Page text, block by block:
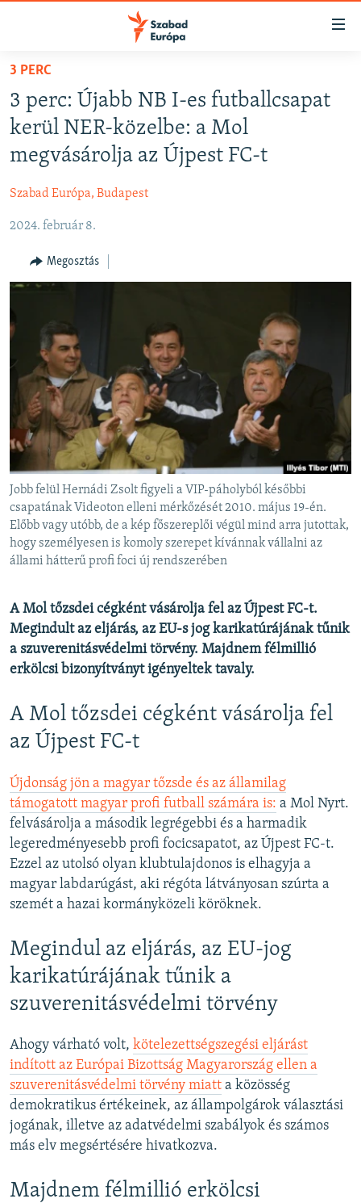
Akadálymentes
Ugrás
fő
oldalra
tartalomjegyzékre
NAPIRENDEN
AKTUÁLIS
PODCASTOK
ELEMZŐ
NER15
SZABADON
TÁRSADALOM
A PÉNZ NYOMÁBAN
EURÓPAI UNIÓ
VILÁG
KLÍMAVÁLTOZÁS
A MÚLT TANULSÁGAI
KÖVESSEN MINKET!
3 PERC
3 perc: Újabb NB I-es futballcsapat
kerül NER-közelbe: a Mol
megvásárolja az Újpest FC-t
Szabad Európa, Budapest
2024. február 8.
Megosztás
Jobb felül Hernádi Zsolt figyeli a VIP-páholyból későbbi
csapatának Videoton elleni mérkőzését 2010. május 19-én.
Előbb vagy utóbb, de a kép főszereplői végül mind arra jutottak,
hogy személyesen is komoly szerepet kívánnak vállalni az
állami hátterű profi foci új rendszerében
A Mol tőzsdei cégként vásárolja fel az Újpest FC-t.
Megindult az eljárás, az EU-s jog karikatúrájának tűnik
a szuverenitásvédelmi törvény. Majdnem félmillió
erkölcsi bizonyítványt igényeltek tavaly.
A Mol tőzsdei cégként vásárolja fel
az Újpest FC-t
Újdonság jön a magyar tőzsde és az államilag
támogatott magyar profi futball számára is: a Mol Nyrt.
felvásárolja a második legrégebbi és a harmadik
legeredményesebb profi focicsapatot, az Újpest FC-t.
Ezzel az utolsó olyan klubtulajdonos is elhagyja a
magyar labdarúgást, aki régóta látványosan szúrta a
szemét a hazai kormányközeli köröknek.
Megindul az eljárás, az EU-jog
karikatúrájának tűnik a
szuverenitásvédelmi törvény
Ahogy várható volt, kötelezettségszegési eljárást
indított az Európai Bizottság Magyarország ellen a
szuverenitásvédelmi törvény miatt a közösség
demokratikus értékeinek, az állampolgárok választási
jogának, illetve az adatvédelmi szabályok és számos
más elv megsértésére hivatkozva.
Majdnem félmillió erkölcsi